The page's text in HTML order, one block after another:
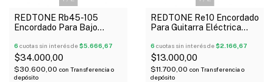
REDTONE Rb45-105
Encordado Para Bajo
105
6 cuotas sin interés de$5.666,67
$34.000,00
$30.600,00 con Transferencia o
depósito
REDTONE Re10 Encordado
Para Guitarra Eléctrica
6 cuotas sin interés de$2.166,67
$13.000,00
$11.700,00 con Transferencia o
depósito